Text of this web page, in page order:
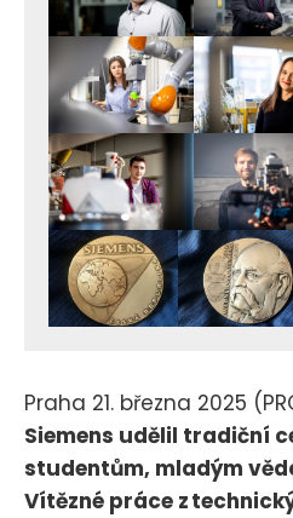
Praha 21. března 2025
Siemens udělil tradiční
studentům, mladým
Vítězné práce z